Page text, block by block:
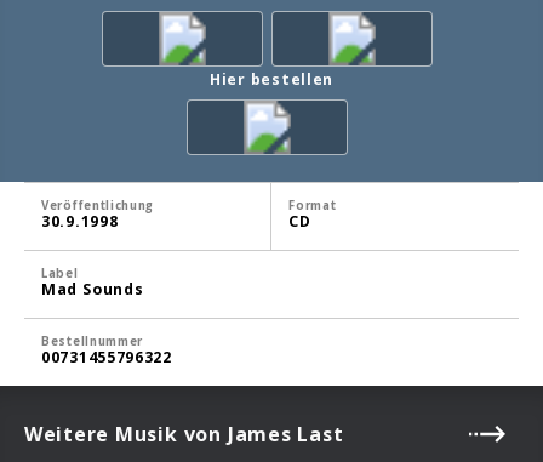
Hier bestellen
Veröffentlichung
30.9.1998
Format
CD
Label
Mad Sounds
Bestellnummer
00731455796322
Weitere Musik von James Last